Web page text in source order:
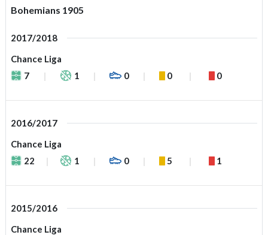
Bohemians 1905
2017/2018
Chance Liga
7
1 0 0 0
2016/2017
Chance Liga
22
1 0 5 1
2015/2016
Chance Liga